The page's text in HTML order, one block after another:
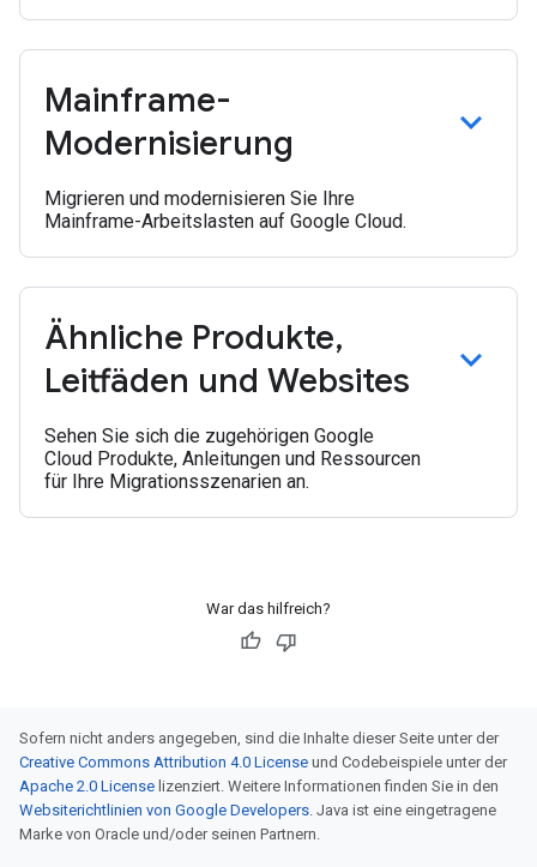
Mainframe-
Modernisierung
Migrieren und modernisieren Sie Ihre
Mainframe-Arbeitslasten auf Google Cloud.
Ähnliche Produkte,
Leitfäden und Websites
Sehen Sie sich die zugehörigen Google
Cloud Produkte, Anleitungen und Ressourcen
für Ihre Migrationsszenarien an.
War das hilfreich?
Sofern nicht anders angegeben, sind die Inhalte dieser Seite unter der
Creative Commons Attribution 4.0 License und Codebeispiele unter der
Apache 2.0 License lizenziert. Weitere Informationen finden Sie in den
Websiterichtlinien von Google Developers. Java ist eine eingetragene
Marke von Oracle und/oder seinen Partnern.